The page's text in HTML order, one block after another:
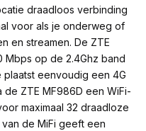
draadloos verbinding
voor als je onderweg of
en streamen. De ZTE
Mbps op de 2.4Ghz band
eenvoudig een 4G
de ZTE MF986D een WiFi-
maximaal 32 draadloze
van de MiFi geeft een